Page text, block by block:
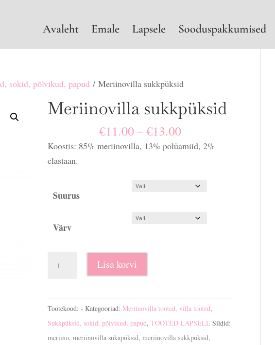
Avaleht Emale Lapsele Sooduspakkumised
sokid, põlvikud, papud / Meriinovilla sukkpüksid
Meriinovilla sukkpüksid
€11.00–€13.00Hinnavahemik:
€11.00
Koostis: 85% meriinovilla, 13% polüamiid, 2%
elastaan.
Suurus
Värv
sukkpüksid
Lisa korvi
Tootekood:- Kategooriad:Meriinovilla tooted, villa tooted,
Sukkpüksid, sokid, põlvikud, papud,TOOTED LAPSELE Sildid:
meriino,meriinovilla sukapüksid,meriinovilla sukkpüksid,